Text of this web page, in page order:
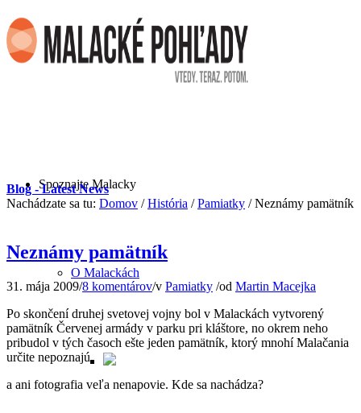
Spoznajte Malacky
O Malackách
Blog - Latest News
Nachádzate sa tu: Domov / História / Pamiatky / Neznámy pamätník
Neznámy pamätník
31. mája 2009/8 komentárov/v Pamiatky /od Martin Macejka
Po skončení druhej svetovej vojny bol v Malackách vytvorený
pamätník Červenej armády v parku pri kláštore, no okrem neho
pribudol v tých časoch ešte jeden pamätník, ktorý mnohí Malačania
určite nepoznajú
a ani fotografia veľa nenapovie. Kde sa nachádza?